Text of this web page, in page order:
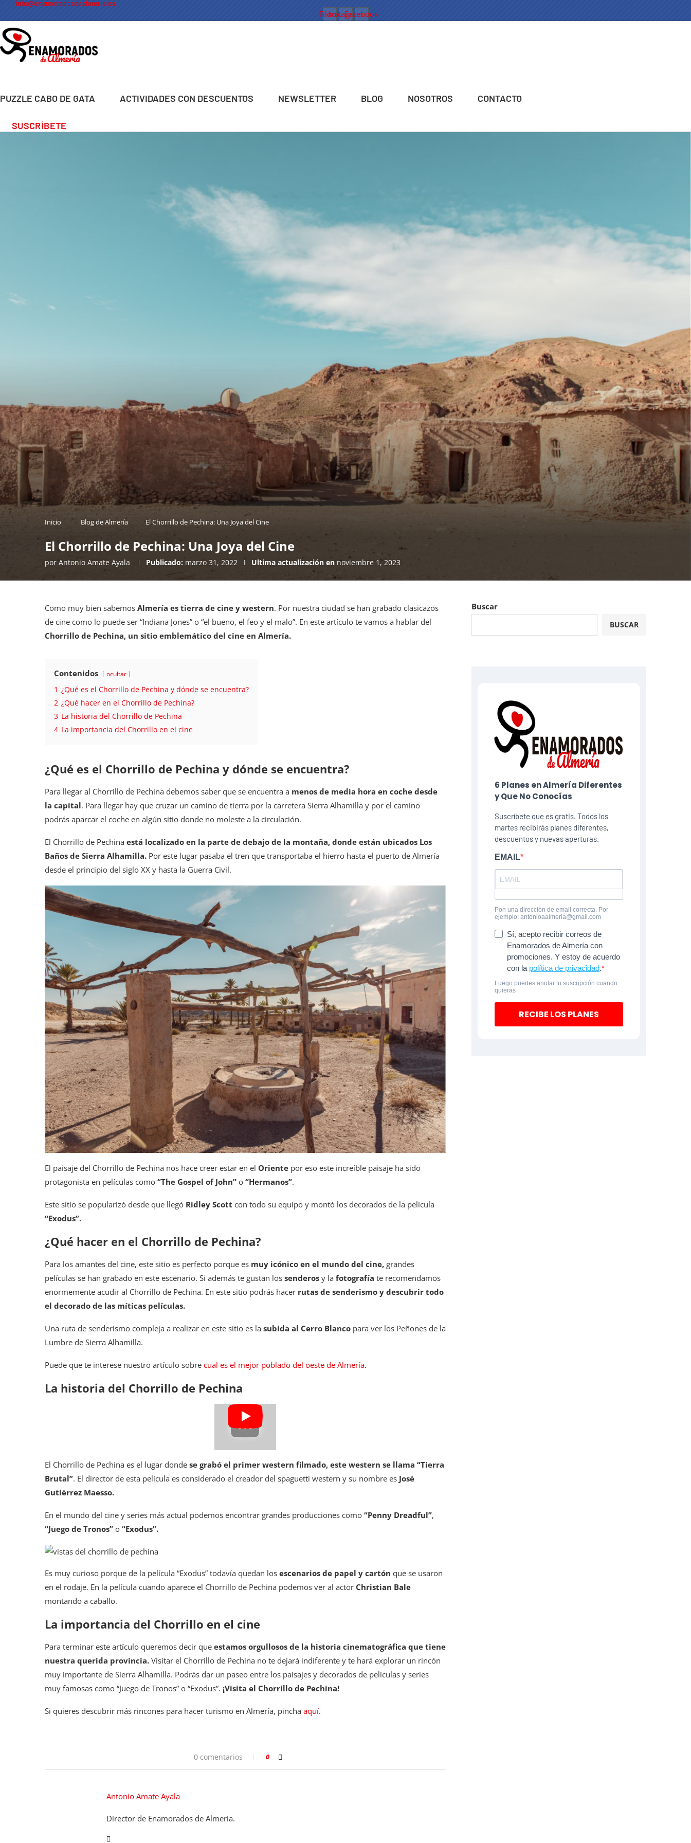
info@enamoradosdealmeria.es
Tiktok
Instagram
Facebook
PUZZLE CABO DE GATA ACTIVIDADES CON DESCUENTOS NEWSLETTER BLOG NOSOTROS CONTACTO
SUSCRÍBETE
Inicio Blog de Almería El Chorrillo de Pechina: Una Joya del Cine
El Chorrillo de Pechina: Una Joya del Cine
porAntonio Amate Ayala Publicado: marzo 31, 2022 Ultima actualización en noviembre 1, 2023
Como muy bien sabemos Almería es tierra de cine y western. Por nuestra ciudad se han grabado clasicazos
de cine como lo puede ser “Indiana Jones” o “el bueno, el feo y el malo”. En este artículo te vamos a hablar del
Chorrillo de Pechina, un sitio emblemático del cine en Almería.
Contenidos ocultar
1 ¿Qué es el Chorrillo de Pechina y dónde se encuentra?
2 ¿Qué hacer en el Chorrillo de Pechina?
3 La historia del Chorrillo de Pechina
4 La importancia del Chorrillo en el cine
¿Qué es el Chorrillo de Pechina y dónde se encuentra?
Para llegar al Chorrillo de Pechina debemos saber que se encuentra a menos de media hora en coche desde
la capital. Para llegar hay que cruzar un camino de tierra por la carretera Sierra Alhamilla y por el camino
podrás aparcar el coche en algún sitio donde no moleste a la circulación.
El Chorrillo de Pechina está localizado en la parte de debajo de la montaña, donde están ubicados Los
Baños de Sierra Alhamilla. Por este lugar pasaba el tren que transportaba el hierro hasta el puerto de Almería
desde el principio del siglo XX y hasta la Guerra Civil.
El paisaje del Chorrillo de Pechina nos hace creer estar en el Oriente por eso este increíble paisaje ha sido
protagonista en películas como “The Gospel of John” o “Hermanos”.
Este sitio se popularizó desde que llegó Ridley Scott con todo su equipo y montó los decorados de la película
“Exodus”.
¿Qué hacer en el Chorrillo de Pechina?
Para los amantes del cine, este sitio es perfecto porque es muy icónico en el mundo del cine, grandes
películas se han grabado en este escenario. Si además te gustan los senderos y la fotografía te recomendamos
enormemente acudir al Chorrillo de Pechina. En este sitio podrás hacer rutas de senderismo y descubrir todo
el decorado de las míticas películas.
Una ruta de senderismo compleja a realizar en este sitio es la subida al Cerro Blanco para ver los Peñones de la
Lumbre de Sierra Alhamilla.
Puede que te interese nuestro artículo sobre cual es el mejor poblado del oeste de Almería.
La historia del Chorrillo de Pechina
El Chorrillo de Pechina es el lugar donde se grabó el primer western filmado, este western se llama “Tierra
Brutal”. El director de esta película es considerado el creador del spaguetti western y su nombre es José
Gutiérrez Maesso.
En el mundo del cine y series más actual podemos encontrar grandes producciones como “Penny Dreadful”,
“Juego de Tronos” o “Exodus”.
Es muy curioso porque de la película “Exodus” todavía quedan los escenarios de papel y cartón que se usaron
en el rodaje. En la película cuando aparece el Chorrillo de Pechina podemos ver al actor Christian Bale
montando a caballo.
La importancia del Chorrillo en el cine
Para terminar este artículo queremos decir que estamos orgullosos de la historia cinematográfica que tiene
nuestra querida provincia. Visitar el Chorrillo de Pechina no te dejará indiferente y te hará explorar un rincón
muy importante de Sierra Alhamilla. Podrás dar un paseo entre los paisajes y decorados de películas y series
muy famosas como “Juego de Tronos” o “Exodus”. ¡Visita el Chorrillo de Pechina!
Si quieres descubrir más rincones para hacer turismo en Almería, pincha aquí.
0 comentarios 0
Antonio Amate Ayala
Director de Enamorados de Almería.
Buscar
BUSCAR
6 Planes​ en Almería Diferentes
y Que No Conocías
Suscríbete que es gratis. Todos los
martes recibirás planes diferentes,
descuentos y nuevas aperturas.
EMAIL
Pon una dirección de email correcta. Por
ejemplo: antonioaalmeria@gmail.com
Sí, acepto recibir correos de
Enamorados de Almería con
promociones. Y estoy de acuerdo
con la política de privacidad.
Luego puedes anular tu suscripción cuando
quieras
RECIBE LOS PLANES